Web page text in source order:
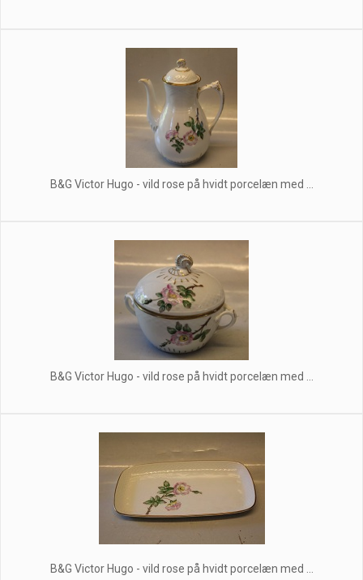
B&G Victor Hugo - vild rose på hvidt porcelæn med ...
B&G Victor Hugo - vild rose på hvidt porcelæn med ...
B&G Victor Hugo - vild rose på hvidt porcelæn med ...